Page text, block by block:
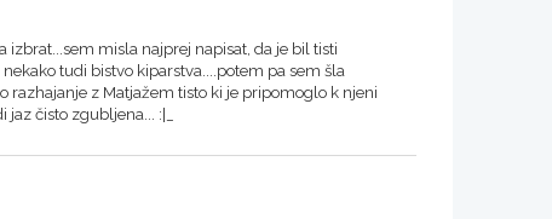
izbrat...sem misla najprej napisat, da je bil tisti
tudi bistvo kiparstva....potem pa sem šla
razhajanje z Matjažem tisto ki je pripomoglo k njeni
čisto zgubljena... :|_